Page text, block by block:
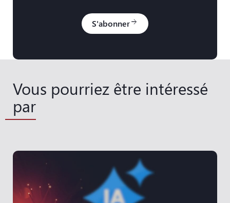
S'abonnerarrow_forward
Vous pourriez être intéressé
par